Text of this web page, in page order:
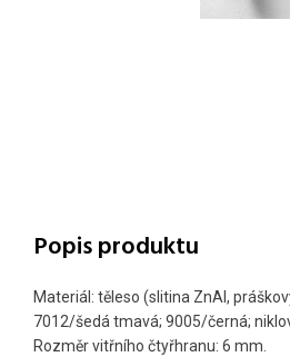
Popis produktu
Materiál: těleso (slitina ZnAl,
7012/šedá tmavá; 9005/černá;
Rozměr vitřního čtyřhranu: 6 mm.